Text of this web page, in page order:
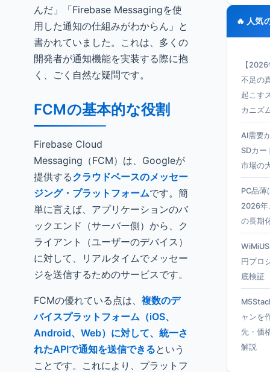
んだ」「Firebase Messagingを使
用した通知の仕組みがわからん」と
書かれていました。これは、多くの
開発者が通知機能を実装する際に抱
く、ごく自然な疑問です。
FCMの基本的な役割
Firebase Cloud
Messaging（FCM）は、Googleが
提供するクラウドベースのメッセー
ジング・プラットフォームです。簡
単に言えば、アプリケーションのバ
ックエンド（サーバー側）から、ク
ライアント（ユーザーのデバイス）
に対して、リアルタイムでメッセー
ジを送信するためのサービスです。
FCMの優れている点は、 複数のデ
バイスプラットフォーム（iOS、
Android、Web）に対して、統一さ
れたAPIで通知を送信できるという
ことです。これにより、プラットフ
🔥 人気
【
不足の
起こす
カニズ
AI需要
SDカー
市場の
PC品薄
2026年
の長期
円プロ
底検証
ャンを
先・価
解説